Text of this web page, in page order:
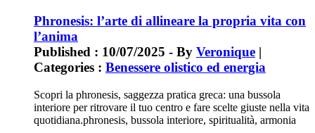
Phronesis: l’arte di allineare la propria vita con
l’anima
Published : 10/07/2025 - By Veronique |
Categories : Benessere olistico ed energia
Scopri la phronesis, saggezza pratica greca: una bussola
interiore per ritrovare il tuo centro e fare scelte giuste nella vita
quotidiana.phronesis, bussola interiore, spiritualità, armonia